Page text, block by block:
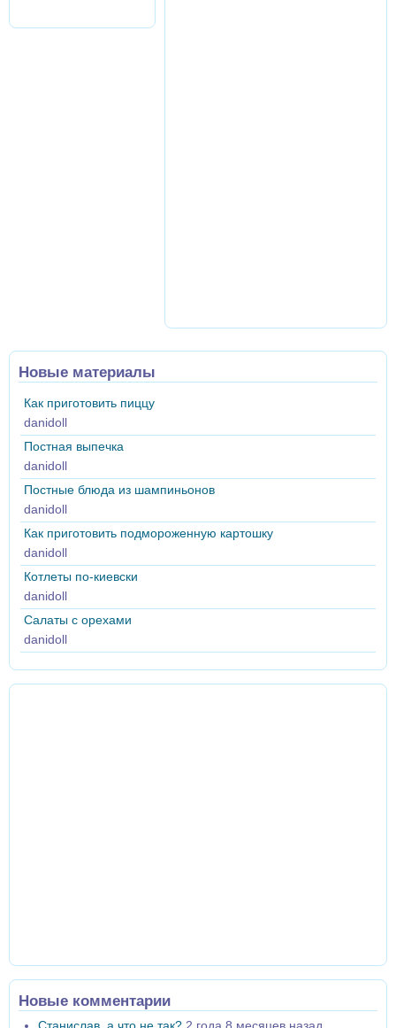
Новые материалы
Как приготовить пиццу
danidoll
Постная выпечка
danidoll
Постные блюда из шампиньонов
danidoll
Как приготовить подмороженную картошку
danidoll
Котлеты по-киевски
danidoll
Салаты с орехами
danidoll
Новые комментарии